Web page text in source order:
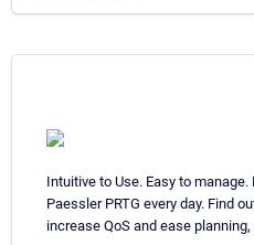
Intuitive to Use. Easy to
Paessler PRTG every day. Find
increase QoS and ease